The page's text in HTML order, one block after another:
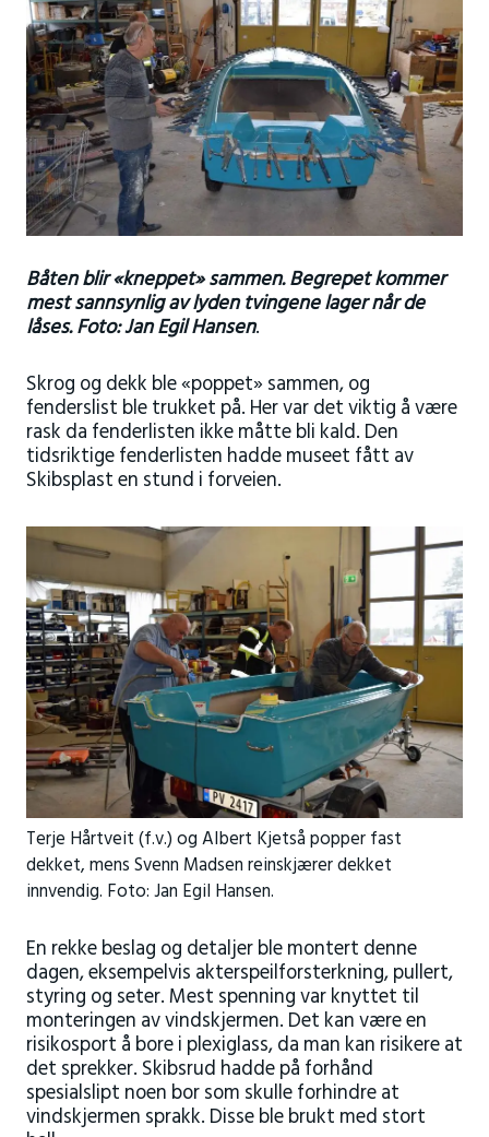
Båten blir «kneppet» sammen. Begrepet kommer
mest sannsynlig av lyden tvingene lager når de
låses. Foto: Jan Egil Hansen.
Skrog og dekk ble «poppet» sammen, og
fenderslist ble trukket på. Her var det viktig å være
rask da fenderlisten ikke måtte bli kald. Den
tidsriktige fenderlisten hadde museet fått av
Skibsplast en stund i forveien.
Terje Hårtveit (f.v.) og Albert Kjetså popper fast
dekket, mens Svenn Madsen reinskjærer dekket
innvendig. Foto: Jan Egil Hansen.
En rekke beslag og detaljer ble montert denne
dagen, eksempelvis akterspeilforsterkning, pullert,
styring og seter. Mest spenning var knyttet til
monteringen av vindskjermen. Det kan være en
risikosport å bore i plexiglass, da man kan risikere at
det sprekker. Skibsrud hadde på forhånd
spesialslipt noen bor som skulle forhindre at
vindskjermen sprakk. Disse ble brukt med stort